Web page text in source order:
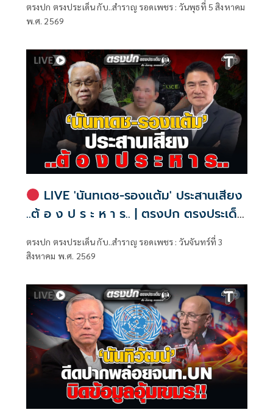
ตรงปก ตรงประเด็น กับ..สำราญ รอดเพชร : วันพุธที่ 5 สิงหาคม
พ.ศ. 2569
LIVE 'นันทเดช-รองแต้ม' ประสานเสียง
..ต้ อ ง ป ร ะ ห า ร.. | ตรงปก ตรงประเด็น
ตรงปก ตรงประเด็น กับ..สำราญ รอดเพชร : วันจันทร์ที่ 3
สิงหาคม พ.ศ. 2569